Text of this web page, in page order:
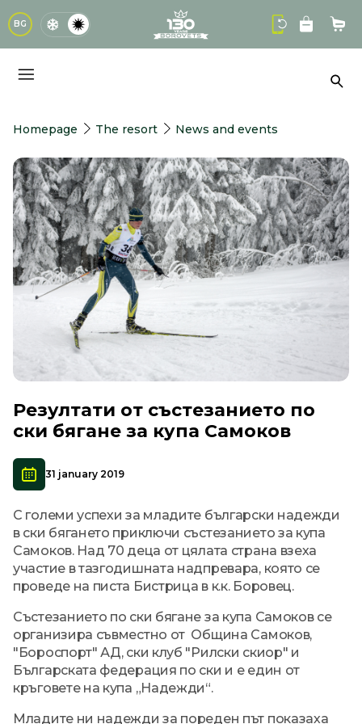
BG logo
Homepage The resort News and events
Резултати от състезанието по
ски бягане за купа Самоков
31 january 2019
С големи успехи за младите български надежди
в ски бягането приключи състезанието за купа
Самоков. Над 70 деца от цялата страна взеха
участие в тазгодишната надпревара, която се
проведе на писта Бистрица в к.к. Боровец.
Състезанието по ски бягане за купа Самоков се
организира съвместно от Община Самоков,
"Бороспорт" АД, ски клуб "Рилски скиор" и
Българската федерация по ски и е един от
кръговете на купа „Надежди“.
Младите ни надежди за пореден път показаха